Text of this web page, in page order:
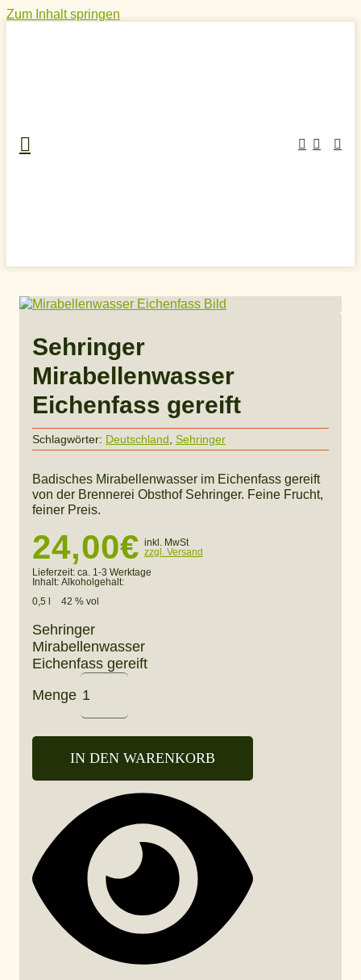
Zum Inhalt springen
Home»Craft Spirits Online Shop »Obstschnaps
Sehringer
Mirabellenwasser
Eichenfass gereift
Schlagwörter: Deutschland Sehringer
Badisches Mirabellenwasser im Eichenfass gereift
von der Brennerei Obsthof Sehringer. Feine Frucht,
feiner Preis.
24,00€ inkl. MwSt
zzgl. Versand
Lieferzeit: ca. 1-3 Werktage
Inhalt:
0,5 l
Alkoholgehalt:
42 % vol
Sehringer
Mirabellenwasser
Eichenfass gereift
Menge
IN DEN WARENKORB